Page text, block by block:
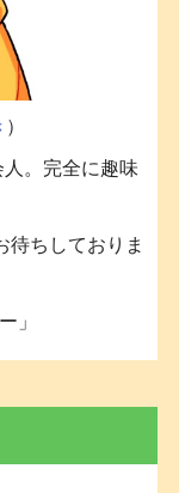
）
。完全に趣味
待ちしておりま
」